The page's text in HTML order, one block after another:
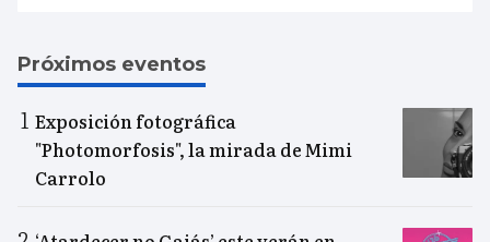
Próximos eventos
Exposición fotográfica
"Photomorfosis", la mirada de Mimi
Carrolo